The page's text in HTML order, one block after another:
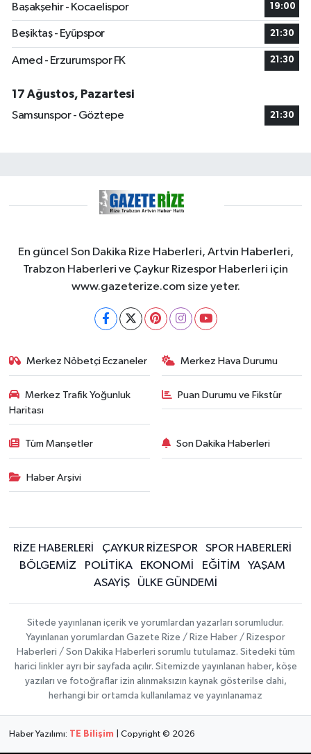
Başakşehir - Kocaelispor
19:00
Beşiktaş - Eyüpspor 21:30
Amed - Erzurumspor FK 21:30
17 Ağustos, Pazartesi
Samsunspor - Göztepe
21:30
En güncel Son Dakika Rize Haberleri, Artvin Haberleri,
Trabzon Haberleri ve Çaykur Rizespor Haberleri için
www.gazeterize.com size yeter.
Merkez Nöbetçi Eczaneler Merkez Hava Durumu
Merkez Trafik Yoğunluk
Haritası
Puan Durumu ve Fikstür
Tüm Manşetler Son Dakika Haberleri
Haber Arşivi
RİZE HABERLERİ ÇAYKUR RİZESPOR
SPOR HABERLERİ
BÖLGEMİZ
POLİTİKA EKONOMİ EĞİTİM
YAŞAM
ASAYİŞ
ÜLKE GÜNDEMİ
Sitede yayınlanan içerik ve yorumlardan yazarları sorumludur.
Yayınlanan yorumlardan Gazete Rize / Rize Haber / Rizespor
Haberleri / Son Dakika Haberleri sorumlu tutulamaz. Sitedeki tüm
harici linkler ayrı bir sayfada açılır. Sitemizde yayınlanan haber, köşe
yazıları ve fotoğraflar izin alınmaksızın kaynak gösterilse dahi,
herhangi bir ortamda kullanılamaz ve yayınlanamaz
Haber Yazılımı: TE Bilişim | Copyright © 2026